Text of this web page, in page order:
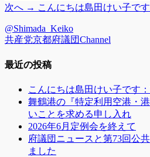
ー
稿
ナ
ビ
ゲ
投
次へ →
次
投
稿:
こんにちは島田けい子で
@Shimada_Keiko
共産党京都府議団Channel
最近の投稿
こんにちは島田けい子です
舞鶴港の『特定利用空港・
いことを求める申し入れ
2026年6月定例会を終えて
府議団ニュースと第73回公
ました